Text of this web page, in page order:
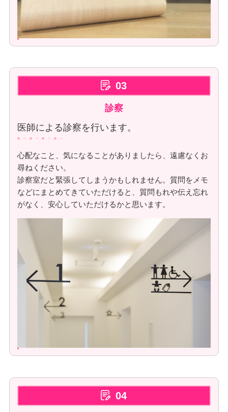
03
診察
医師による診察を行います。
心配なこと、気になることがありましたら、遠慮なくお
尋ねください。
診察室だと緊張してしまうかもしれません。質問をメモ
などにまとめてきていただけると、質問もれや伝え忘れ
がなく、安心していただけるかと思います。
04